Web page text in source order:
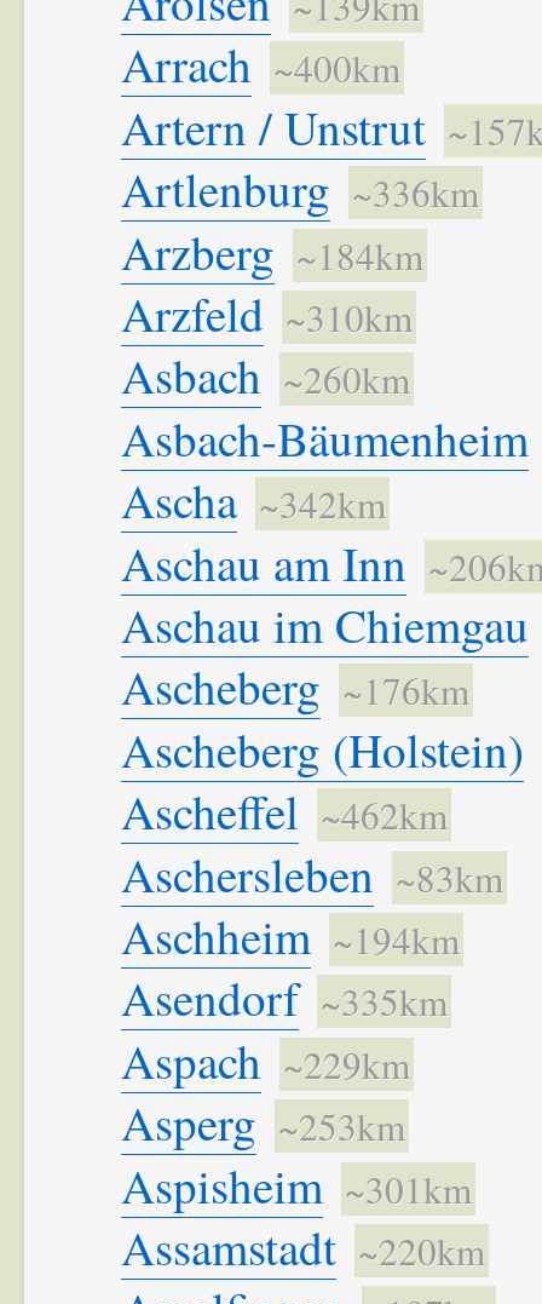
Arrach ~400km
Artern / Unstrut
Artlenburg ~336km
Arzberg ~184km
Arzfeld ~310km
Asbach ~260km
Asbach-Bäumenheim
Ascha ~342km
Aschau am Inn
Aschau im Chiemgau
Ascheberg ~176km
Ascheberg (Holstein)
Ascheffel ~462km
Aschersleben ~83km
Aschheim ~194km
Asendorf ~335km
Aspach ~229km
Asperg ~253km
Aspisheim ~301km
Assamstadt ~220km